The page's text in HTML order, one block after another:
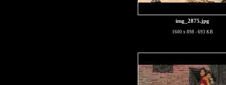
img_2875.jpg
1600 x 898 - 693 KB